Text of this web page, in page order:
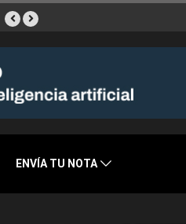
ENVÍA TU NOTA